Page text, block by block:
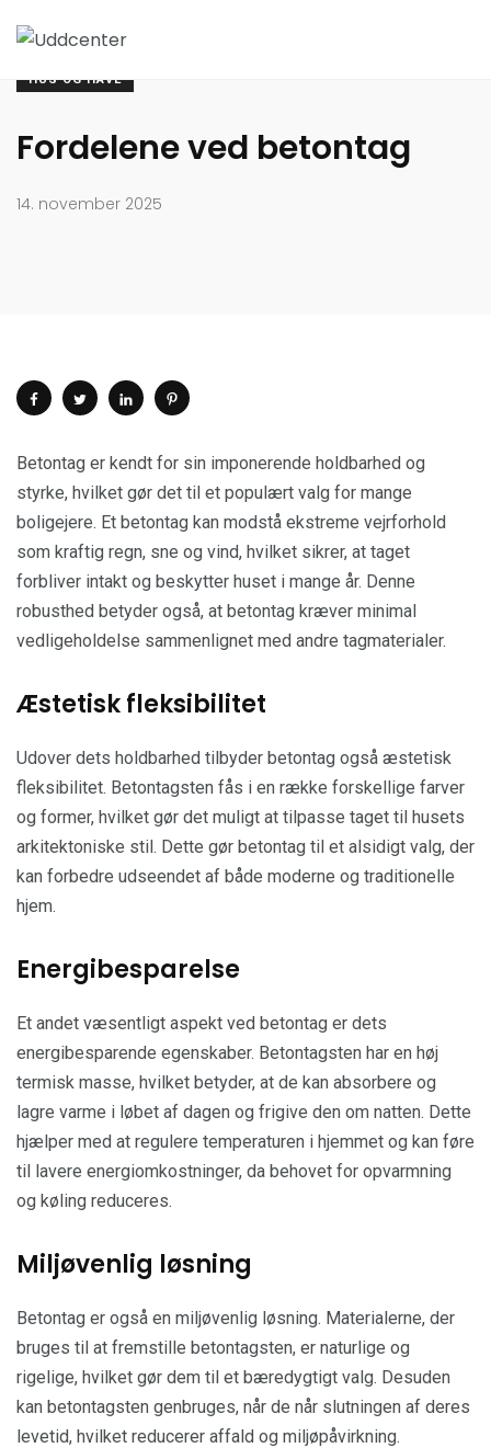
HUS OG HAVE
Fordelene ved betontag
14. november 2025
Betontag er kendt for sin imponerende holdbarhed og
styrke, hvilket gør det til et populært valg for mange
boligejere. Et betontag kan modstå ekstreme vejrforhold
som kraftig regn, sne og vind, hvilket sikrer, at taget
forbliver intakt og beskytter huset i mange år. Denne
robusthed betyder også, at betontag kræver minimal
vedligeholdelse sammenlignet med andre tagmaterialer.
Æstetisk fleksibilitet
Udover dets holdbarhed tilbyder betontag også æstetisk
fleksibilitet. Betontagsten fås i en række forskellige farver
og former, hvilket gør det muligt at tilpasse taget til husets
arkitektoniske stil. Dette gør betontag til et alsidigt valg, der
kan forbedre udseendet af både moderne og traditionelle
hjem.
Energibesparelse
Et andet væsentligt aspekt ved betontag er dets
energibesparende egenskaber. Betontagsten har en høj
termisk masse, hvilket betyder, at de kan absorbere og
lagre varme i løbet af dagen og frigive den om natten. Dette
hjælper med at regulere temperaturen i hjemmet og kan føre
til lavere energiomkostninger, da behovet for opvarmning
og køling reduceres.
Miljøvenlig løsning
Betontag er også en miljøvenlig løsning. Materialerne, der
bruges til at fremstille betontagsten, er naturlige og
rigelige, hvilket gør dem til et bæredygtigt valg. Desuden
kan betontagsten genbruges, når de når slutningen af deres
levetid, hvilket reducerer affald og miljøpåvirkning.